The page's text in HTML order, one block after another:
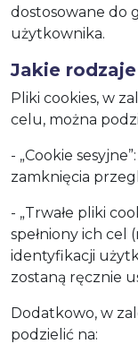
dostosowane do
użytkownika.
Jakie
Pliki cookies, w
celu, można
- „Cookie
zamknięcia
- „Trwałe pliki
spełniony ich cel
identyfikacji
zostaną ręcznie
Dodatkowo, w
podzielić na: